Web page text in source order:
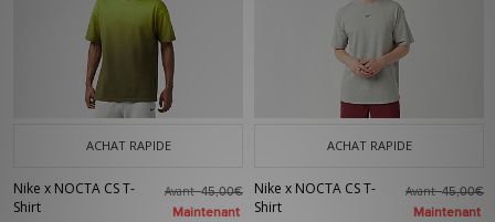
ACHAT RAPIDE
Nike x NOCTA CS T-
Shirt
Avant45,00€
Maintenant
ACHAT RAPIDE
Nike x NOCTA CS T-
Shirt
Avant45,00€
Maintenant